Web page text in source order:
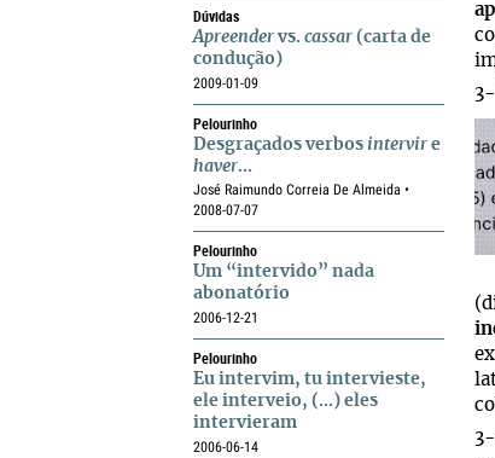
Dúvidas
Apreender vs. cassar (carta de
condução)
2009-01-09
Pelourinho
Desgraçados verbos intervir e
haver...
José Raimundo Correia De Almeida •
2008-07-07
Pelourinho
Um “intervido” nada
abonatório
2006-12-21
Pelourinho
Eu intervim, tu intervieste,
ele interveio, (...) eles
intervieram
2006-06-14
3-